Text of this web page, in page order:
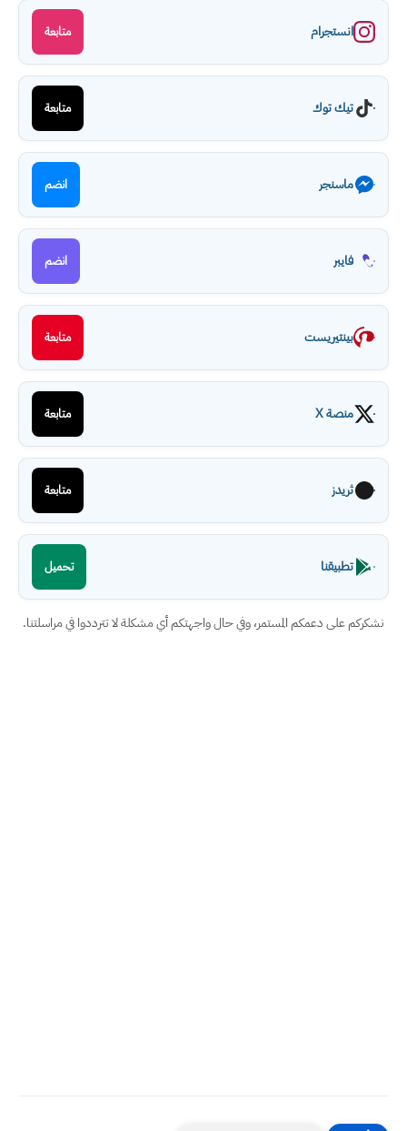
انستجرام متابعة
تيك توك متابعة
ماسنجر انضم
فايبر انضم
بينتيريست متابعة
منصة X متابعة
ثريدز متابعة
تطبيقنا تحميل
نشكركم على دعمكم المستمر، وفي حال واجهتكم أي مشكلة لا تترددوا في مراسلتنا.